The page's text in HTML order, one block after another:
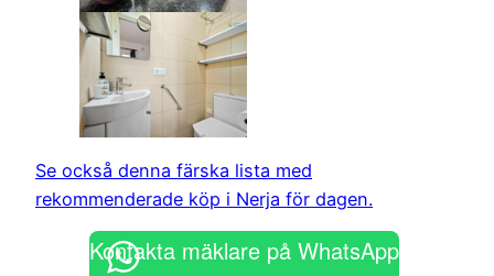
Se också denna färska lista med
rekommenderade köp i Nerja för dagen.
Kontakta mäklare på WhatsApp